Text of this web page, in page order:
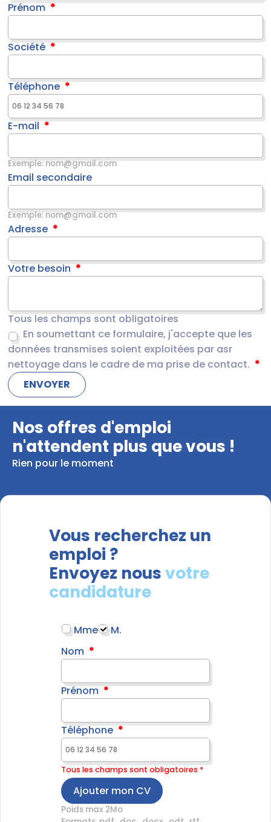
Prénom
Société
Téléphone
E-mail
Exemple: nom@gmail.com
Email secondaire
Exemple: nom@gmail.com
Adresse
Votre besoin
Tous les champs sont obligatoires
En soumettant ce formulaire, j'accepte que les
données transmises soient exploitées par asr
nettoyage dans le cadre de ma prise de contact.
Nos offres d'emploi
n'attendent plus que vous !
Rien pour le moment
Vous recherchez un
emploi ?
Envoyez nousvotre
candidature
Mme
M.
Nom
Prénom
Téléphone
Tous les champs sont obligatoires *
Ajouter mon CV
Poids max 2Mo